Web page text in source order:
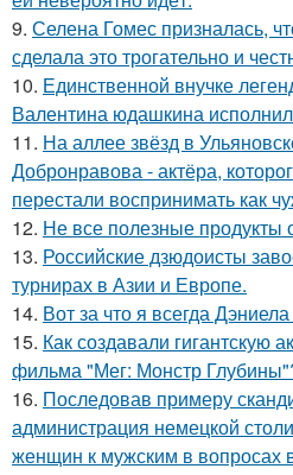
9. Селена Гомес призналась,
сделала это трогательно и
10. Единственной внучке
Валентина юдашкина
11. На аллее звёзд в
Добронравова - актёра,
перестали воспринимать как
12. Не все полезные продукты
13. Российские дзюдоисты
турнирах в Азии и Европе.
14. Вот за что я всегда
15. Как создавали гигантскую
фильма "Мег: Монстр
16. Последовав примеру
администрация немецкой
женщин к мужским в вопросах